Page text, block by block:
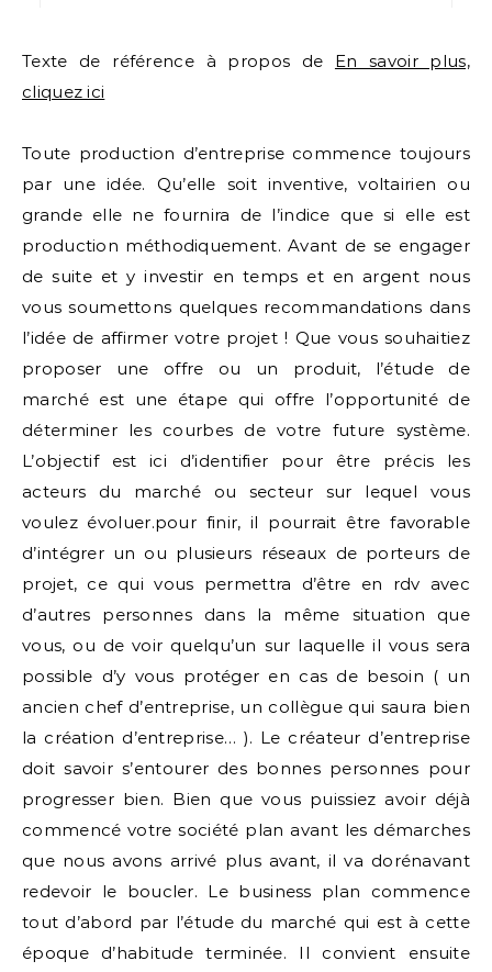
Texte de référence à propos de En savoir plus,
cliquez ici
Toute production d’entreprise commence toujours
par une idée. Qu’elle soit inventive, voltairien ou
grande elle ne fournira de l’indice que si elle est
production méthodiquement. Avant de se engager
de suite et y investir en temps et en argent nous
vous soumettons quelques recommandations dans
l’idée de affirmer votre projet ! Que vous souhaitiez
proposer une offre ou un produit, l’étude de
marché est une étape qui offre l’opportunité de
déterminer les courbes de votre future système.
L’objectif est ici d’identifier pour être précis les
acteurs du marché ou secteur sur lequel vous
voulez évoluer.pour finir, il pourrait être favorable
d’intégrer un ou plusieurs réseaux de porteurs de
projet, ce qui vous permettra d’être en rdv avec
d’autres personnes dans la même situation que
vous, ou de voir quelqu’un sur laquelle il vous sera
possible d’y vous protéger en cas de besoin ( un
ancien chef d’entreprise, un collègue qui saura bien
la création d’entreprise… ). Le créateur d’entreprise
doit savoir s’entourer des bonnes personnes pour
progresser bien. Bien que vous puissiez avoir déjà
commencé votre société plan avant les démarches
que nous avons arrivé plus avant, il va dorénavant
redevoir le boucler. Le business plan commence
tout d’abord par l’étude du marché qui est à cette
époque d’habitude terminée. Il convient ensuite